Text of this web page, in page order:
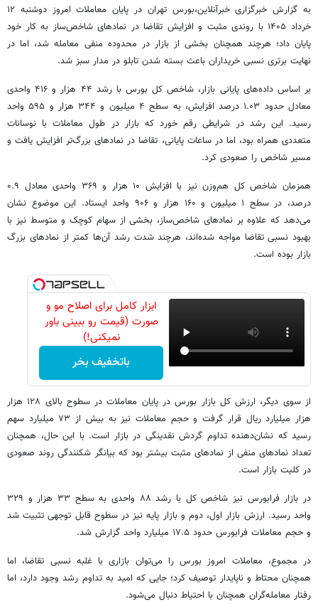
به گزارش خبرگزاری خبرآنلاین،بورس تهران در پایان معاملات امروز دوشنبه ۱۲
خرداد ۱۴۰۵ با روندی مثبت و افزایش تقاضا در نمادهای شاخص‌ساز به کار خود
پایان داد؛ هرچند همچنان بخشی از بازار در محدوده منفی معامله شد، اما در
نهایت برتری نسبی خریداران باعث بسته شدن تابلو در مدار سبز شد.
بر اساس داده‌های پایانی بازار، شاخص کل بورس با رشد ۴۴ هزار و ۴۱۶ واحدی
معادل حدود ۱.۰۳ درصد افزایش، به سطح ۴ میلیون و ۳۴۴ هزار و ۵۹۵ واحد
رسید. این رشد در شرایطی رقم خورد که بازار در طول معاملات با نوسانات
متعددی همراه بود، اما در ساعات پایانی، تقاضا در نمادهای بزرگ‌تر افزایش یافت و
مسیر شاخص را صعودی کرد.
همزمان شاخص کل هم‌وزن نیز با افزایش ۱۰ هزار و ۳۶۹ واحدی معادل ۰.۹
درصد، در سطح ۱ میلیون و ۱۶۰ هزار و ۹۰۶ واحد ایستاد. این موضوع نشان
می‌دهد که علاوه بر نمادهای شاخص‌ساز، بخشی از سهام کوچک و متوسط نیز با
بهبود نسبی تقاضا مواجه شده‌اند، هرچند شدت رشد آن‌ها کمتر از نمادهای بزرگ
بازار بوده است.
ابزار کامل برای اصلاح مو و
صورت (قیمت رو ببینی باور
نمیکنی!)
باتخفیف بخر
از سوی دیگر، ارزش کل بازار بورس در پایان معاملات در سطوح بالای ۱۲۸ هزار
هزار میلیارد ریال قرار گرفت و حجم معاملات نیز به بیش از ۷۳ میلیارد سهم
رسید که نشان‌دهنده تداوم گردش نقدینگی در بازار است. با این حال، همچنان
تعداد نمادهای منفی از نمادهای مثبت بیشتر بود که بیانگر شکنندگی روند صعودی
در کلیت بازار است.
در بازار فرابورس نیز شاخص کل با رشد ۸۸ واحدی به سطح ۳۳ هزار و ۳۲۹
واحد رسید. ارزش بازار اول، دوم و بازار پایه نیز در سطوح قابل توجهی تثبیت شد
و حجم معاملات فرابورس حدود ۱۷.۵ میلیارد واحد گزارش شد.
در مجموع، معاملات امروز بورس را می‌توان بازاری با غلبه نسبی تقاضا، اما
همچنان محتاط و ناپایدار توصیف کرد؛ جایی که امید به تداوم رشد وجود دارد، اما
رفتار معامله‌گران همچنان با احتیاط دنبال می‌شود.